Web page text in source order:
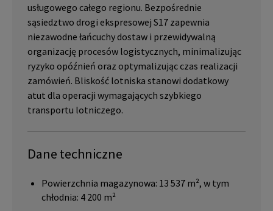
usługowego całego regionu. Bezpośrednie
sąsiedztwo drogi ekspresowej S17 zapewnia
niezawodne łańcuchy dostaw i przewidywalną
organizację procesów logistycznych, minimalizując
ryzyko opóźnień oraz optymalizując czas realizacji
zamówień. Bliskość lotniska stanowi dodatkowy
atut dla operacji wymagających szybkiego
transportu lotniczego.
Dane techniczne
Powierzchnia magazynowa: 13 537 m², w tym
chłodnia: 4 200 m²